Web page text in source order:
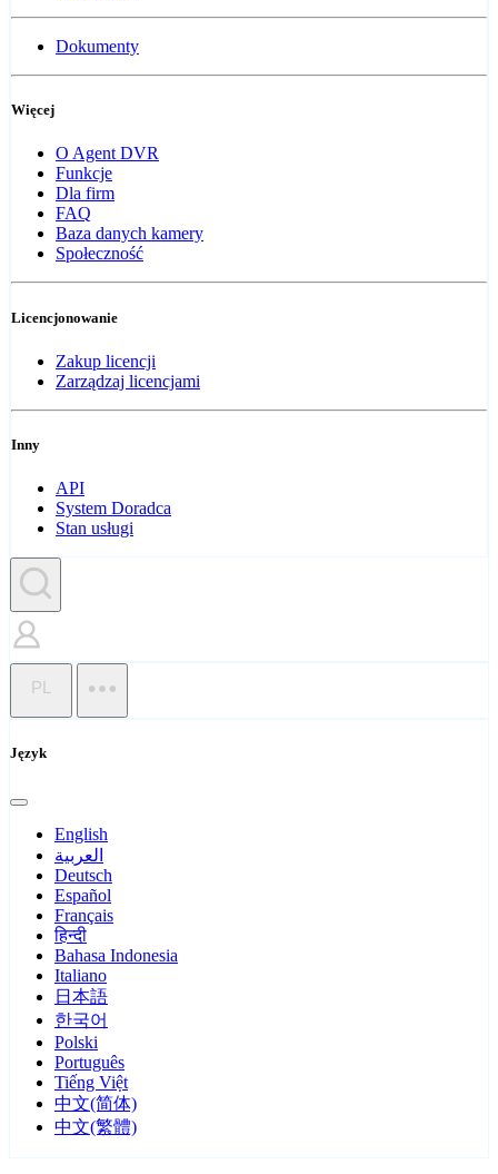
Dokumenty
Więcej
O Agent DVR
Funkcje
Dla firm
FAQ
Baza danych kamery
Społeczność
Licencjonowanie
Zakup licencji
Zarządzaj licencjami
Inny
API
System Doradca
Stan usługi
PL
Język
English
العربية
Deutsch
Español
Français
हिन्दी
Bahasa Indonesia
Italiano
日本語
한국어
Polski
Português
Tiếng Việt
中文(简体)
中文(繁體)